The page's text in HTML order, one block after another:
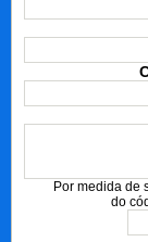
Por medida de
do